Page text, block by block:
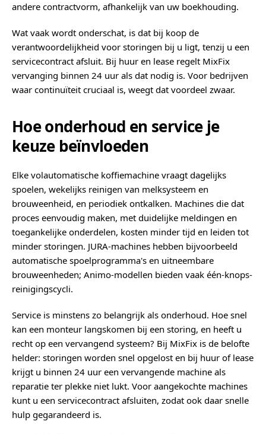
andere contractvorm, afhankelijk van uw boekhouding.
Wat vaak wordt onderschat, is dat bij koop de
verantwoordelijkheid voor storingen bij u ligt, tenzij u een
servicecontract afsluit. Bij huur en lease regelt MixFix
vervanging binnen 24 uur als dat nodig is. Voor bedrijven
waar continuïteit cruciaal is, weegt dat voordeel zwaar.
Hoe onderhoud en service je
keuze beïnvloeden
Elke volautomatische koffiemachine vraagt dagelijks
spoelen, wekelijks reinigen van melksysteem en
brouweenheid, en periodiek ontkalken. Machines die dat
proces eenvoudig maken, met duidelijke meldingen en
toegankelijke onderdelen, kosten minder tijd en leiden tot
minder storingen. JURA-machines hebben bijvoorbeeld
automatische spoelprogramma's en uitneembare
brouweenheden; Animo-modellen bieden vaak één-knops-
reinigingscycli.
Service is minstens zo belangrijk als onderhoud. Hoe snel
kan een monteur langskomen bij een storing, en heeft u
recht op een vervangend systeem? Bij MixFix is de belofte
helder: storingen worden snel opgelost en bij huur of lease
krijgt u binnen 24 uur een vervangende machine als
reparatie ter plekke niet lukt. Voor aangekochte machines
kunt u een servicecontract afsluiten, zodat ook daar snelle
hulp gegarandeerd is.